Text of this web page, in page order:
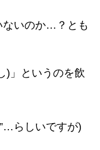
ないのか…？とも
)」というのを飲
らしいですが)